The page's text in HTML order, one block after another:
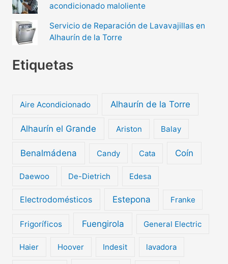
acondicionado maloliente
Servicio de Reparación de Lavavajillas en
Alhaurín de la Torre
Etiquetas
Aire Acondicionado Alhaurín de la Torre
Alhaurín el Grande Ariston Balay
Benalmádena Candy Cata Coín
Daewoo De-Dietrich Edesa
Electrodomésticos Estepona Franke
Frigoríficos Fuengirola General Electric
Haier Hoover Indesit lavadora